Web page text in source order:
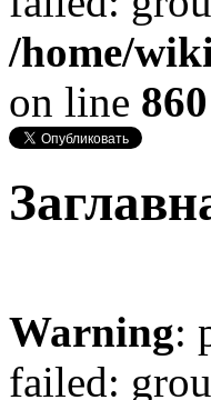
/home/
on line 860
Warning:
failed: